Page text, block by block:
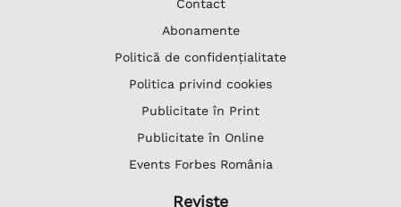
Contact
Abonamente
Politică de confidențialitate
Politica privind cookies
Publicitate în Print
Publicitate în Online
Events Forbes România
Reviste